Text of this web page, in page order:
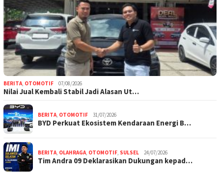
BERITA, OTOMOTIF 07/08/2026
Nilai Jual Kembali Stabil Jadi Alasan Ut…
BERITA, OTOMOTIF 31/07/2026
BYD Perkuat Ekosistem Kendaraan Energi B…
BERITA, OLAHRAGA, OTOMOTIF, SULSEL 24/07/2026
Tim Andra 09 Deklarasikan Dukungan kepad…